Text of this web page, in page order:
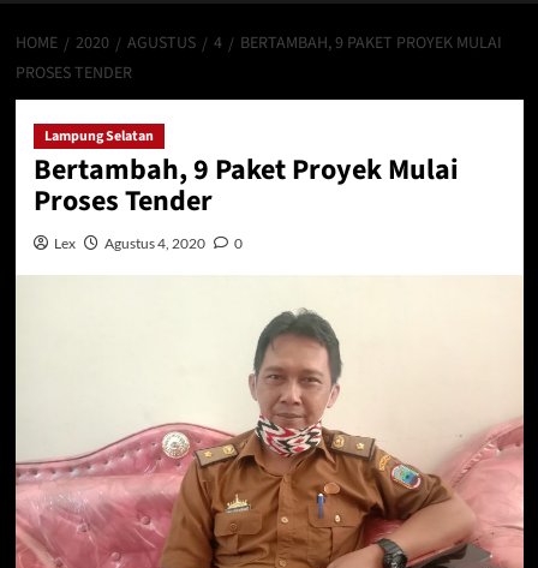
HOME 2020 AGUSTUS 4
BERTAMBAH, 9 PAKET PROYEK MULAI
PROSES TENDER
Lampung Selatan
Bertambah, 9 Paket Proyek Mulai
Proses Tender
Lex Agustus 4, 2020 0